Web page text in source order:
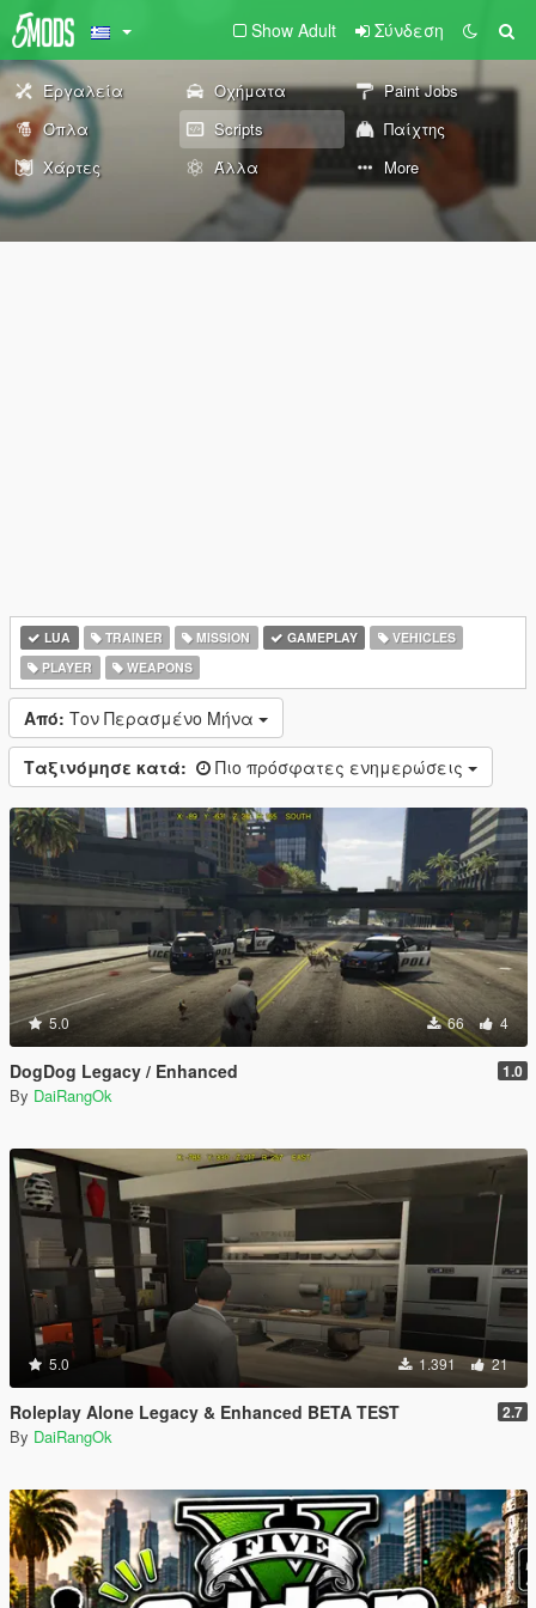
Show Adult Σύνδεση
Εργαλεία Οχήματα
Paint Jobs
Όπλα
Scripts
Παίχτης
Χάρτες
Άλλα More
LUA TRAINER MISSION GAMEPLAY
VEHICLES
PLAYER
WEAPONS
Από: Τον Περασμένο Μήνα
Ταξινόμησε κατά: Πιο πρόσφατες ενημερώσεις
5.0 66 4
DogDog Legacy / Enhanced 1.0
By DaiRangOk
5.0 1.391 21
Roleplay Alone Legacy & Enhanced BETA TEST 2.7
By DaiRangOk